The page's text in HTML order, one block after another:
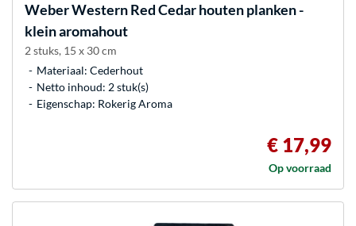
WeberWestern Red Cedar houten planken -
klein aromahout
2 stuks, 15 x 30 cm
Materiaal: Cederhout
Netto inhoud: 2 stuk(s)
Eigenschap: Rokerig Aroma
€ 17,99
Op voorraad